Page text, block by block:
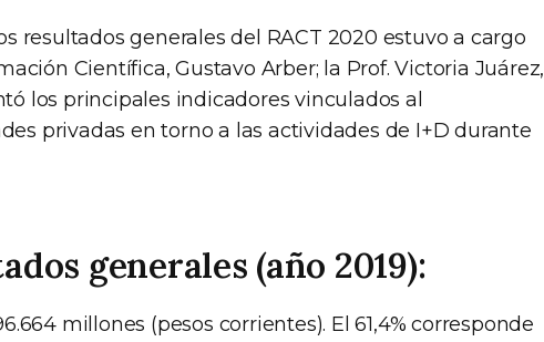
resultados generales del RACT 2020 estuvo a cargo
Científica, Gustavo Arber; la Prof. Victoria Juárez,
los principales indicadores vinculados al
privadas en torno a las actividades de I+D durante
generales (año 2019):
millones (pesos corrientes). El 61,4% corresponde